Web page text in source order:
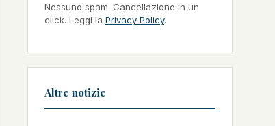
Nessuno spam. Cancellazione in un
click. Leggi la Privacy Policy.
Altre notizie